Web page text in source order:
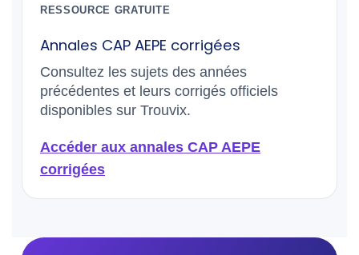
RESSOURCE GRATUITE
Annales CAP AEPE corrigées
Consultez les sujets des années
précédentes et leurs corrigés officiels
disponibles sur Trouvix.
Accéder aux annales CAP AEPE
corrigées